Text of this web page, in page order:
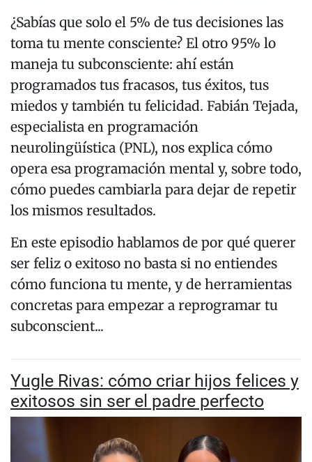
¿Sabías que solo el 5% de tus decisiones las
toma tu mente consciente? El otro 95% lo
maneja tu subconsciente: ahí están
programados tus fracasos, tus éxitos, tus
miedos y también tu felicidad. Fabián Tejada,
especialista en programación
neurolingüística (PNL), nos explica cómo
opera esa programación mental y, sobre todo,
cómo puedes cambiarla para dejar de repetir
los mismos resultados.
En este episodio hablamos de por qué querer
ser feliz o exitoso no basta si no entiendes
cómo funciona tu mente, y de herramientas
concretas para empezar a reprogramar tu
subconscient...
Yugle Rivas: cómo criar hijos felices y
exitosos sin ser el padre perfecto